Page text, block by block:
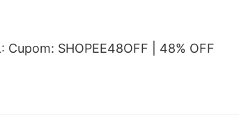
Cupom: SHOPEE48OFF | 48% OFF